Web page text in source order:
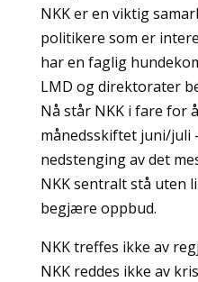
NKK er en viktig
politikere som er
har en faglig
LMD og direktorater
Nå står NKK i fare for
månedsskiftet juni/juli
nedstenging av det
NKK sentralt stå uten
begjære oppbud.
NKK treffes ikke av
NKK reddes ikke av